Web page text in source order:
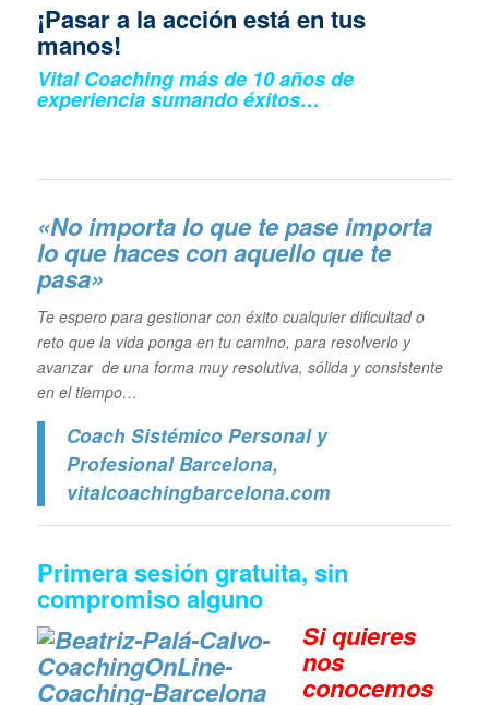
¡Pasar a la acción está en tus
manos!
Vital Coaching más de 10 años de
experiencia sumando éxitos…
«No importa lo que te pase importa
lo que haces con aquello que te
pasa»
Te espero para gestionar con éxito cualquier dificultad o
reto que la vida ponga en tu camino, para resolverlo y
avanzar de una forma muy resolutiva, sólida y consistente
en el tiempo…
Coach Sistémico Personal y
Profesional Barcelona,
vitalcoachingbarcelona.com
Primera sesión gratuita, sin
compromiso alguno
Si quieres
nos
conocemos